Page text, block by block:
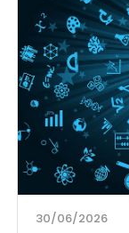
30/06/2026